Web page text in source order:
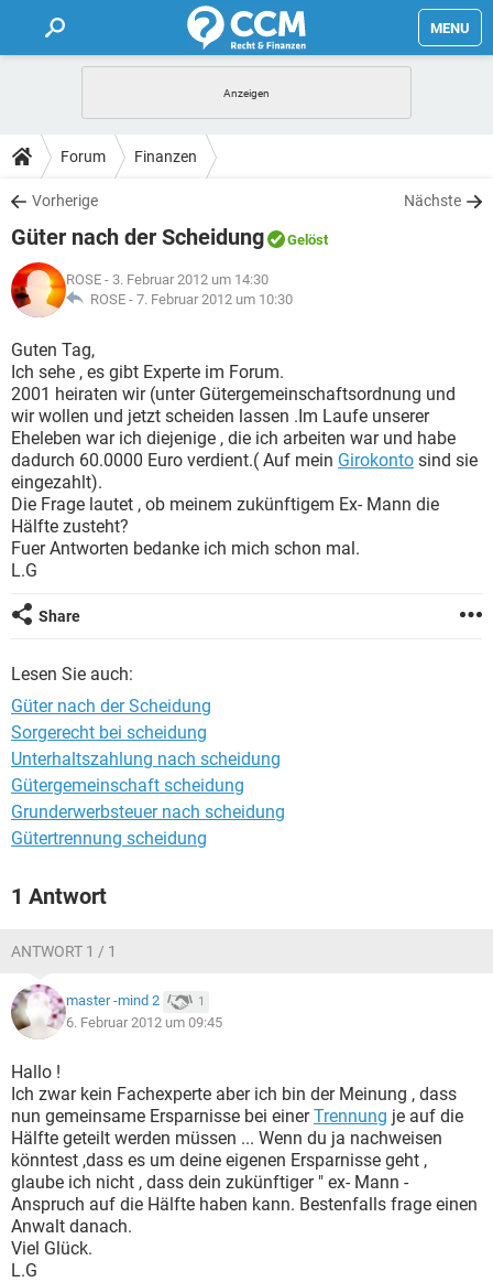
MENU
FORUM
TIPPS
Forum Finanzen
Vorherige Nächste
Güter nach der Scheidung Gelöst
ROSE - 3. Februar 2012 um 14:30
ROSE - 7. Februar 2012 um 10:30
Guten Tag,
Ich sehe , es gibt Experte im Forum.
2001 heiraten wir (unter Gütergemeinschaftsordnung und
wir wollen und jetzt scheiden lassen .Im Laufe unserer
Eheleben war ich diejenige , die ich arbeiten war und habe
dadurch 60.0000 Euro verdient.( Auf mein Girokonto sind sie
eingezahlt).
Die Frage lautet , ob meinem zukünftigem Ex- Mann die
Hälfte zusteht?
Fuer Antworten bedanke ich mich schon mal.
L.G
Share
Lesen Sie auch:
Güter nach der Scheidung
Sorgerecht bei scheidung
Unterhaltszahlung nach scheidung
Gütergemeinschaft scheidung
Grunderwerbsteuer nach scheidung
Gütertrennung scheidung
1 Antwort
ANTWORT 1 / 1
master -mind 2 1
6. Februar 2012 um 09:45
Hallo !
Ich zwar kein Fachexperte aber ich bin der Meinung , dass
nun gemeinsame Ersparnisse bei einerTrennung je auf die
Hälfte geteilt werden müssen ... Wenn du ja nachweisen
könntest ,dass es um deine eigenen Ersparnisse geht ,
glaube ich nicht , dass dein zukünftiger " ex- Mann -
Anspruch auf die Hälfte haben kann. Bestenfalls frage einen
Anwalt danach.
Viel Glück.
L.G